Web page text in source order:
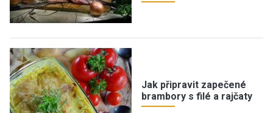
Jak připravit zapečené
brambory s filé a rajčaty